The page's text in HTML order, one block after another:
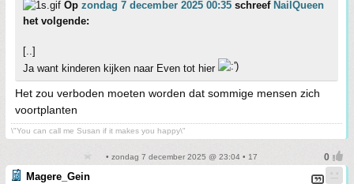
Op zondag 7 december 2025 00:35 schreef NailQueen
het volgende:
[..]
Ja want kinderen kijken naar Even tot hier
Het zou verboden moeten worden dat sommige mensen zich
voortplanten
\"You can call me Susan if it makes you happy\"
• zondag 7 december 2025 @ 23:04 • 17
Magere_Gein